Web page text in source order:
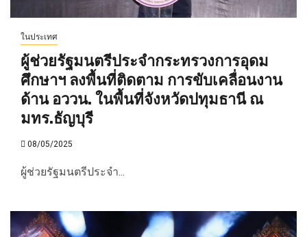
ในประเทศ
ผู้ช่วยรัฐมนตรีประจำกระทรวงการอุดม
ศึกษาฯ ลงพื้นที่ติดตาม การขับเคลื่อนงาน
ด้าน อววน. ในพื้นที่จังหวัดปทุมธานี ณ
มทร.ธัญบุรี
08/05/2025
ผู้ช่วยรัฐมนตรีประจำ...